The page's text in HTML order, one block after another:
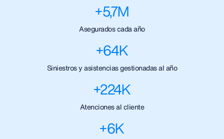
+5,7M
Asegurados cada año
+64K
Siniestros y asistencias gestionadas al año
+224K
Atenciones al cliente
+6K